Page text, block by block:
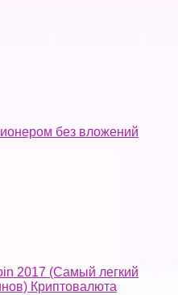
без вложений
2017 (Самый легкий
Криптовалюта